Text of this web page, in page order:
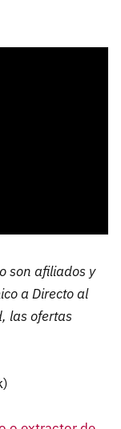
son afiliados y
a Directo al
las ofertas